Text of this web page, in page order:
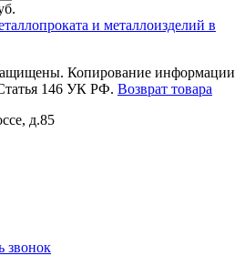
Копирование информации
146 УК РФ. Возврат товара
д.85
звонок